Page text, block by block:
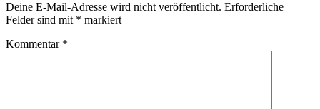
Deine E-Mail-Adresse wird nicht veröffentlicht. Erforderliche
Felder sind mit * markiert
Kommentar *